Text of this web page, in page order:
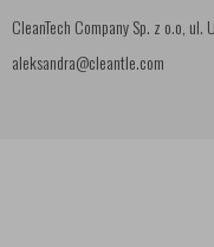
CleanTech Company Sp. z o.o,
aleksandra@cleantle.com